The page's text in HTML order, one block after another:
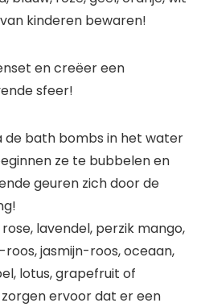
kinderen bewaren!
en creëer een
sfeer!
de bath bombs in het water
ze te bubbelen en
geuren zich door de
rose, lavendel, perzik mango,
jasmijn-roos, oceaan,
lotus, grapefruit of
ervoor dat er een